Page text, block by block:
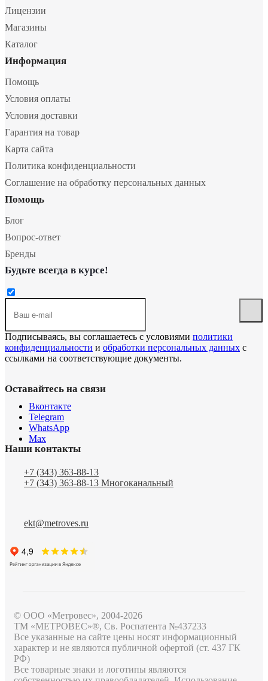
Лицензии
Магазины
Каталог
Информация
Помощь
Условия оплаты
Условия доставки
Гарантия на товар
Карта сайта
Политика конфиденциальности
Соглашение на обработку персональных данных
Помощь
Блог
Вопрос-ответ
Бренды
Будьте всегда в курсе!
Подписываясь, вы соглашаетесь с условиями политики
конфиденциальности и обработки персональных данных с
ссылками на соответствующие документы.
Оставайтесь на связи
Вконтакте
Telegram
WhatsApp
Max
Наши контакты
+7 (343) 363-88-13
+7 (343) 363-88-13 Многоканальный
ekt@metroves.ru
© ООО «Метровес», 2004-2026
ТМ «МЕТРОВЕС»®, Св. Роспатента №4​3​7​2​3​3
Все указанные на сайте цены носят информационный
характер и не являются публичной офертой (ст. 437 ГК
РФ)
Все товарные знаки и логотипы являются